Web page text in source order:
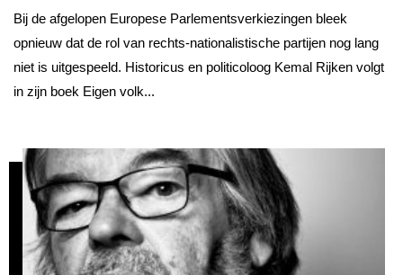
Bij de afgelopen Europese Parlementsverkiezingen bleek
opnieuw dat de rol van rechts-nationalistische partijen nog lang
niet is uitgespeeld. Historicus en politicoloog Kemal Rijken volgt
in zijn boek Eigen volk...